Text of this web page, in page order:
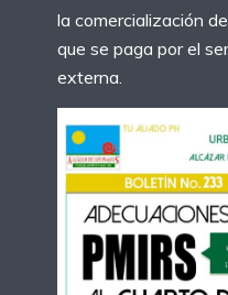
la comercialización
que se paga por el
externa.